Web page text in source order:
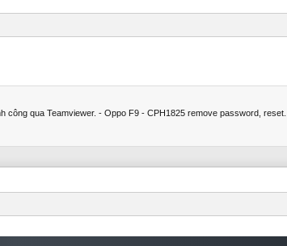
qua Teamviewer. - Oppo F9 - CPH1825 remove password, reset...